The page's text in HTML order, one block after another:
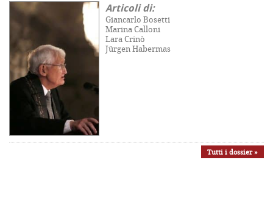
Articoli di:
Giancarlo Bosetti
Marina Calloni
Lara Crinò
Jürgen Habermas
Tutti i dossier »